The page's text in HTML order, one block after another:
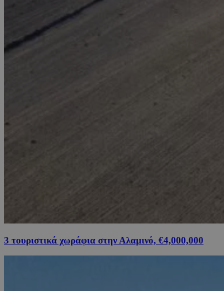
3 τουριστικά χωράφια στην Αλαμινό, €4,000,000